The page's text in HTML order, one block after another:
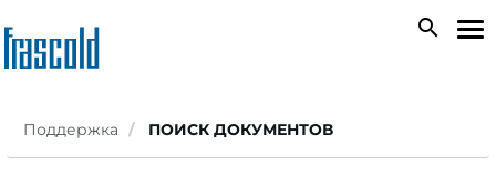
to
main
search
Поддержка ПОИСК ДОКУМЕНТОВ